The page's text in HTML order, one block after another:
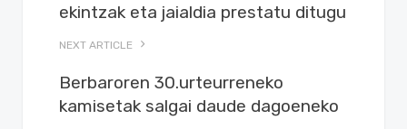
ekintzak eta jaialdia prestatu ditugu
NEXT ARTICLE
Berbaroren 30.urteurreneko
kamisetak salgai daude dagoeneko